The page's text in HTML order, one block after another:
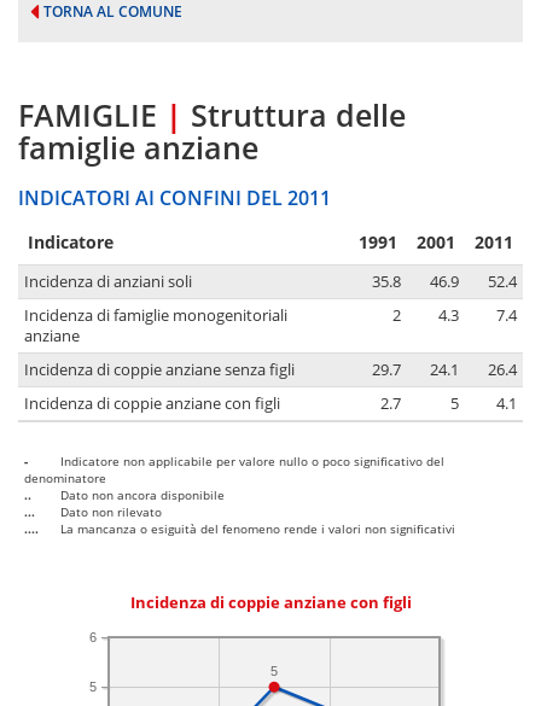
TORNA AL COMUNE
FAMIGLIE | Struttura delle
famiglie anziane
INDICATORI AI CONFINI DEL 2011
Indicatore 1991 2001 2011
Incidenza di anziani soli 35.8 46.9
52.4
Incidenza di famiglie monogenitoriali
anziane
2 4.3 7.4
Incidenza di coppie anziane senza figli 29.7 24.1
26.4
Incidenza di coppie anziane con figli
2.7 5 4.1
-
Indicatore non applicabile per valore nullo o poco significativo del
denominatore
..
Dato non ancora disponibile
...
Dato non rilevato
....
La mancanza o esiguità del fenomeno rende i valori non significativi
Incidenza di coppie anziane con figli
5
6
5